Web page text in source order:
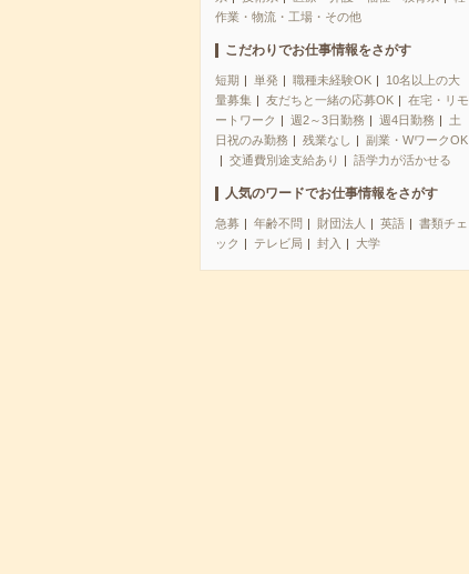
作業・物流・工場・その他
こだわりでお仕事情報をさがす
短期 単発 職種未経験OK
10名以上の大
量募集
友だちと一緒の応募OK
在宅・リモ
ートワーク
週2～3日勤務 週4日勤務
土
日祝のみ勤務
残業なし
副業・WワークOK
交通費別途支給あり
語学力が活かせる
人気のワードでお仕事情報をさがす
急募 年齢不問 財団法人 英語
書類チェ
ック
テレビ局 封入 大学